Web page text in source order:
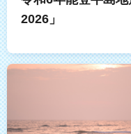
2026」